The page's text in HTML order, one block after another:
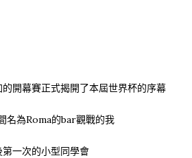
開幕賽正式揭開了本屆世界杯的序幕
名為Roma的bar觀戰的我
一次的小型同學會